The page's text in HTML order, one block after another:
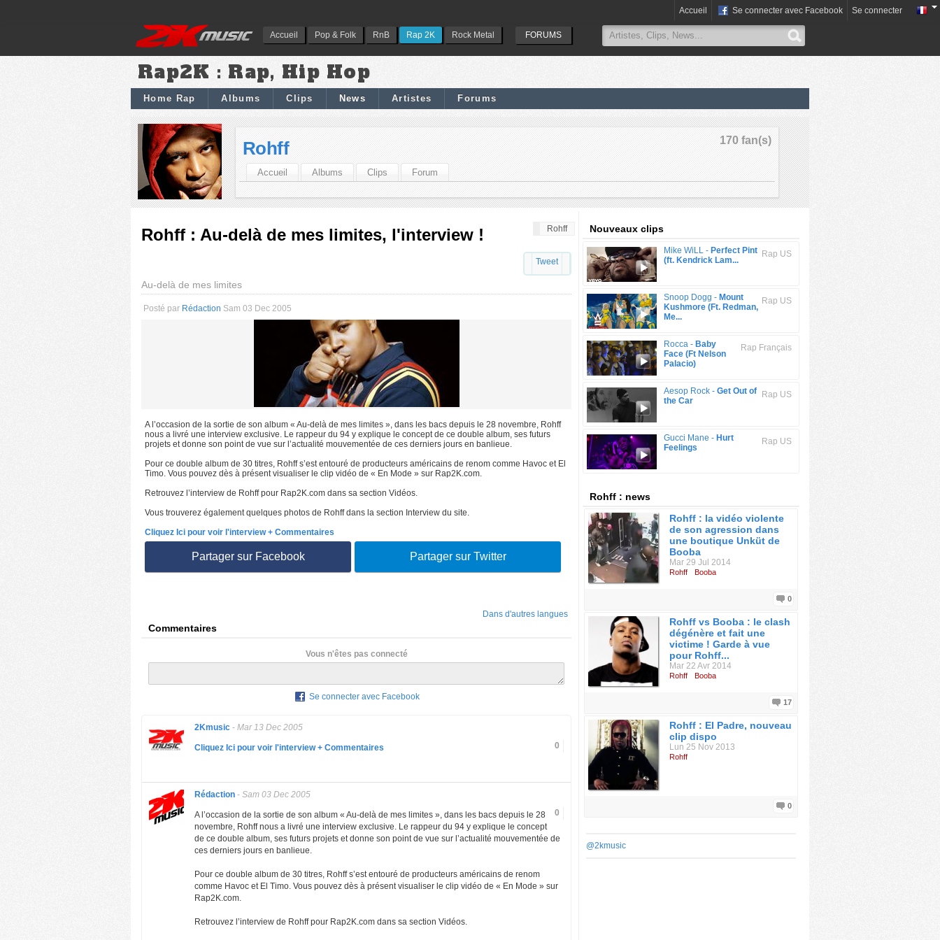
Accueil Pop & Folk RnB Rap 2K Rock Metal FORUMS
Accueil Se connecter avec Facebook Se connecter
Rap2K : Rap, Hip Hop
Home Rap Albums Clips News Artistes Forums
170 fan(s)
Rohff
Accueil Albums Clips Forum
Rohff
Rohff : Au-delà de mes limites, l'interview !
Tweet
Au-delà de mes limites
Posté par Rédaction Sam 03 Dec 2005
A l’occasion de la sortie de son album « Au-delà de mes limites », dans les bacs depuis le 28 novembre, Rohff
nous a livré une interview exclusive. Le rappeur du 94 y explique le concept de ce double album, ses futurs
projets et donne son point de vue sur l’actualité mouvementée de ces derniers jours en banlieue.
Pour ce double album de 30 titres, Rohff s’est entouré de producteurs américains de renom comme Havoc et El
Timo. Vous pouvez dès à présent visualiser le clip vidéo de « En Mode » sur Rap2K.com.
Retrouvez l’interview de Rohff pour Rap2K.com dans sa section Vidéos.
Vous trouverez également quelques photos de Rohff dans la section Interview du site.
Cliquez Ici pour voir l'interview + Commentaires
Partager sur Facebook Partager sur Twitter
Dans d'autres langues
Commentaires
Vous n'êtes pas connecté
Se connecter avec Facebook
2Kmusic - Mar 13 Dec 2005
0
Cliquez Ici pour voir l'interview + Commentaires
Rédaction - Sam 03 Dec 2005
0
A l’occasion de la sortie de son album « Au-delà de mes limites », dans les bacs depuis le 28
novembre, Rohff nous a livré une interview exclusive. Le rappeur du 94 y explique le concept
de ce double album, ses futurs projets et donne son point de vue sur l’actualité mouvementée de
ces derniers jours en banlieue.
Pour ce double album de 30 titres, Rohff s’est entouré de producteurs américains de renom
comme Havoc et El Timo. Vous pouvez dès à présent visualiser le clip vidéo de « En Mode » sur
Rap2K.com.
Retrouvez l’interview de Rohff pour Rap2K.com dans sa section Vidéos.
Nouveaux clips
Rap US
Mike WiLL - Perfect Pint
(ft. Kendrick Lam...
Rap US
Snoop Dogg - Mount
Kushmore (Ft. Redman,
Me...
Rap Français
Rocca - Baby
Face (Ft Nelson
Palacio)
Rap US
Aesop Rock - Get Out of
the Car
Rap US
Gucci Mane - Hurt
Feelings
Rohff : news
Rohff : la vidéo violente
de son agression dans
une boutique Unküt de
Booba
Mar 29 Jul 2014
Rohff Booba
0
Rohff vs Booba : le clash
dégénère et fait une
victime ! Garde à vue
pour Rohff...
Mar 22 Avr 2014
Rohff Booba
17
Rohff : El Padre, nouveau
clip dispo
Lun 25 Nov 2013
Rohff
0
@2kmusic